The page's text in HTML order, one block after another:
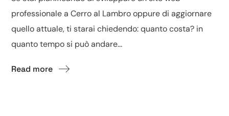
professionale a Cerro al Lambro oppure di aggiornare
quello attuale, ti starai chiedendo: quanto costa? in
quanto tempo si può andare...
Read more